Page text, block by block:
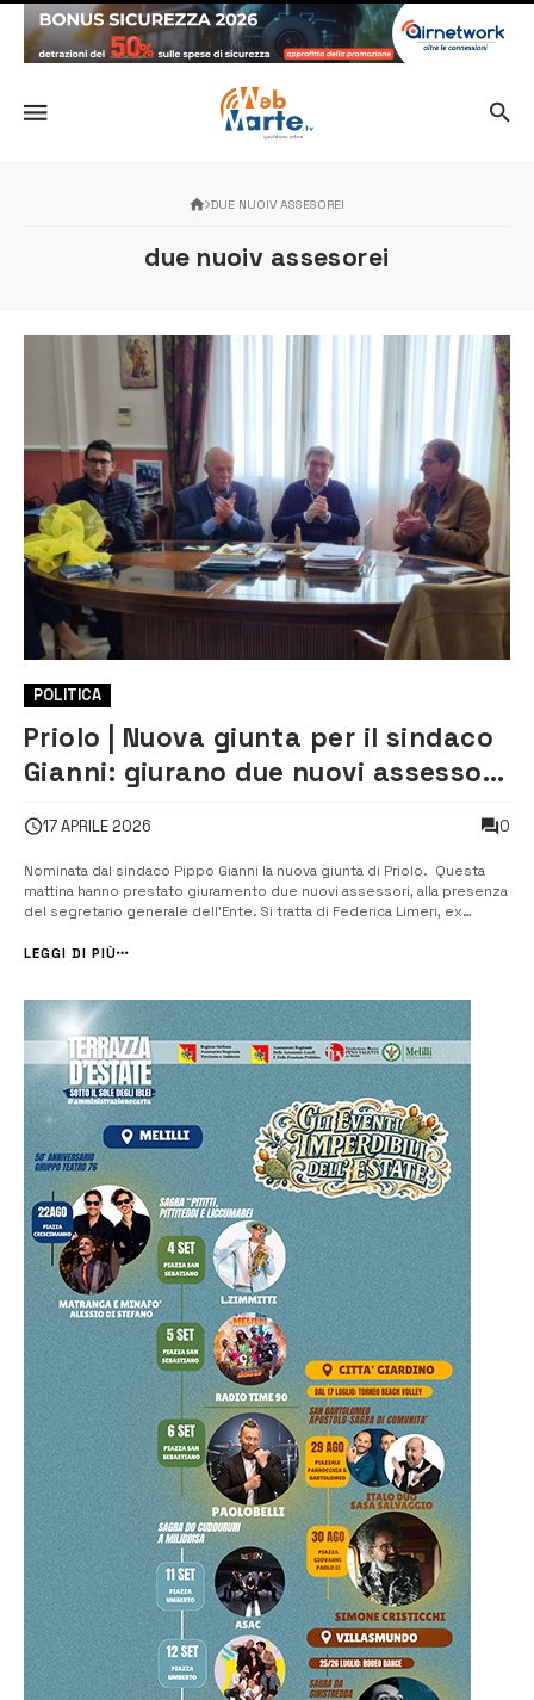
DUE NUOIV ASSESOREI
due nuoiv assesorei
POLITICA
Priolo | Nuova giunta per il sindaco
Gianni: giurano due nuovi assessori.
17 APRILE 2026 0
Nominata dal sindaco Pippo Gianni la nuova giunta di Priolo. Questa
mattina hanno prestato giuramento due nuovi assessori, alla presenza
del segretario generale dell’Ente. Si tratta di Federica Limeri, ex
Priolo, che diventa cosi il quinto assessore della Giunta G...
LEGGI DI PIÙ